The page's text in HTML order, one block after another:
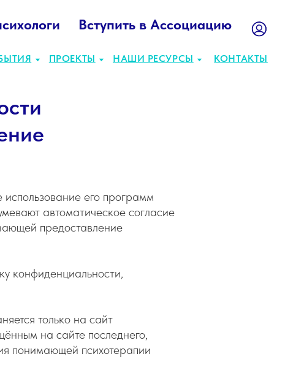
Вступить в Ассоциацию
использование его программ
автоматическое согласие
предоставление
конфиденциальности,
только на сайт
на сайте последнего,
понимающей психотерапии